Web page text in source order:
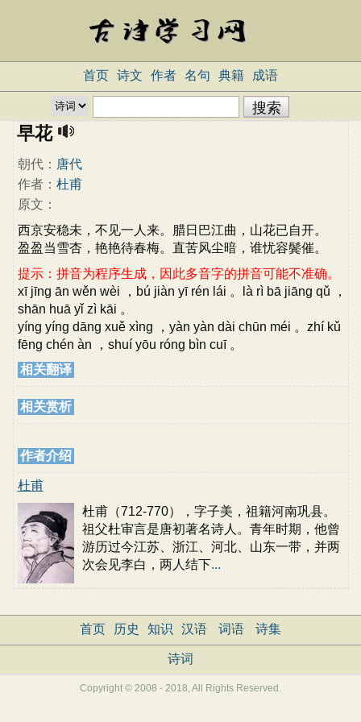
首页 诗文 作者 名句 典籍 成语
早花
朝代： 唐代
作者： 杜甫
原文：
西京安稳未，不见一人来。腊日巴江曲，山花已自开。
盈盈当雪杏，艳艳待春梅。直苦风尘暗，谁忧容鬓催。
提示：拼音为程序生成，因此多音字的拼音可能不准确。
xī jīng ān wěn wèi ，bú jiàn yī rén lái 。là rì bā jiāng qǔ ，
shān huā yǐ zì kāi 。
yíng yíng dāng xuě xìng ，yàn yàn dài chūn méi 。zhí kǔ
fēng chén àn ，shuí yōu róng bìn cuī 。
相关翻译
相关赏析
作者介绍
杜甫
杜甫（712-770），字子美，祖籍河南巩县。
祖父杜审言是唐初著名诗人。青年时期，他曾
游历过今江苏、浙江、河北、山东一带，并两
次会见李白，两人结下...
首页 历史 知识 汉语 词语 诗集
诗词
Copyright © 2008 - 2018, All Rights Reserved.